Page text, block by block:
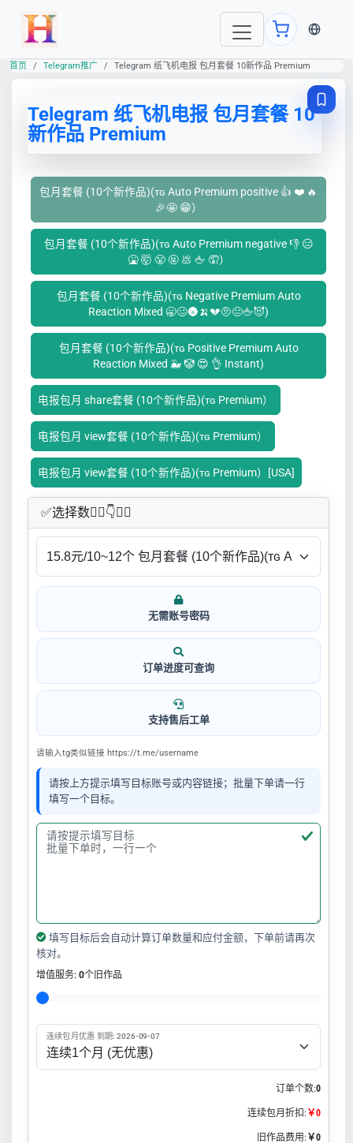
当前语
首页 Telegram推广 Telegram 纸飞机电报 包月套餐 10新作品 Premium
Telegram 纸飞机电报 包月套餐 10
新作品 Premium
包月套餐 (10个新作品)(ᴛɢ Auto Premium positive 👍 ❤️ 🔥
🎉🤩 😁）
包月套餐 (10个新作品)(ᴛɢ Auto Premium negative 👎 😑
🤮 🤯 😤 🤬 💩 🖕 🤦）
包月套餐 (10个新作品)(ᴛɢ Negative Premium Auto
Reaction Mixed 🥱🥴🌚🍌💔🤨😐🖕😈)
包月套餐 (10个新作品)(ᴛɢ Positive Premium Auto
Reaction Mixed 🐳 🤡 😍 👌 Instant)
电报包月 share套餐 (10个新作品)(ᴛɢ Premium）
电报包月 view套餐 (10个新作品)(ᴛɢ Premium）
电报包月 view套餐 (10个新作品)(ᴛɢ Premium）[USA]
✅​选择数👇🏻​​👇👇🏻​​
无需账号密码
订单进度可查询
支持售后工单
请输入tg类似链接 https://t.me/username
请按上方提示填写目标账号或内容链接；批量下单请一行
填写一个目标。
填写目标后会自动计算订单数量和应付金额，下单前请再次
核对。
增值服务: 0个旧作品
连续包月优惠 到期: 2026-09-07
订单个数:0
连续包月折扣: ￥0
旧作品费用: ￥0